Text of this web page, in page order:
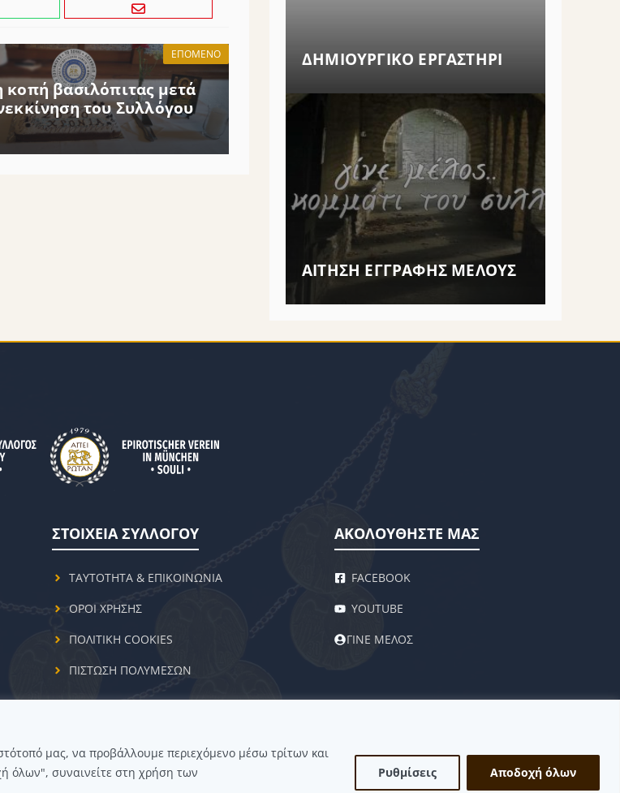
μας, να προβάλλουμε περιεχόμενο μέσω τρίτων και
όλων", συναινείτε στη χρήση των
Ρυθμίσεις Αποδοχή όλων
βασιλόπιτας μετά
του Συλλόγου
ΕΠΌΜΕΝΟ ΔΗΜΙΟΥΡΓΙΚΟ ΕΡΓΑΣΤΗΡΙ
ΑΙΤΗΣΗ ΕΓΓΡΑΦΗΣ ΜΕΛΟΥΣ
ΣΤΟΙΧΕΙΑ ΣΥΛΛΟΓΟΥ
ΤΑΥΤΟΤΗΤΑ & ΕΠΙΚΟΙΝΩΝΙΑ
ΟΡΟΙ ΧΡΗΣΗΣ
ΠΟΛΙΤΙΚΗ COOKIES
ΠΙΣΤΩΣΗ ΠΟΛΥΜΕΣΩΝ
ΑΚΟΛΟΥΘΗΣΤΕ ΜΑΣ
FACEBOOK
YOUTUBE
ΓΙΝΕ ΜΕΛΟΣ
ΣΥΛΛΟΓΟΣ ΜΟΝΑΧΟΥ "ΣΟΥΛΙ"
ΔΗΛΩΣΗ ΠΡΟΣΒΑΣΙΜΟΤΗΤΑΣ